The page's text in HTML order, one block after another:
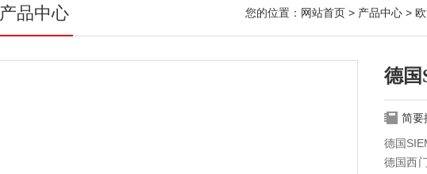
产品中心 您的位置： 网站首页 > 产品中心 >
德国
简要
德国
德国西